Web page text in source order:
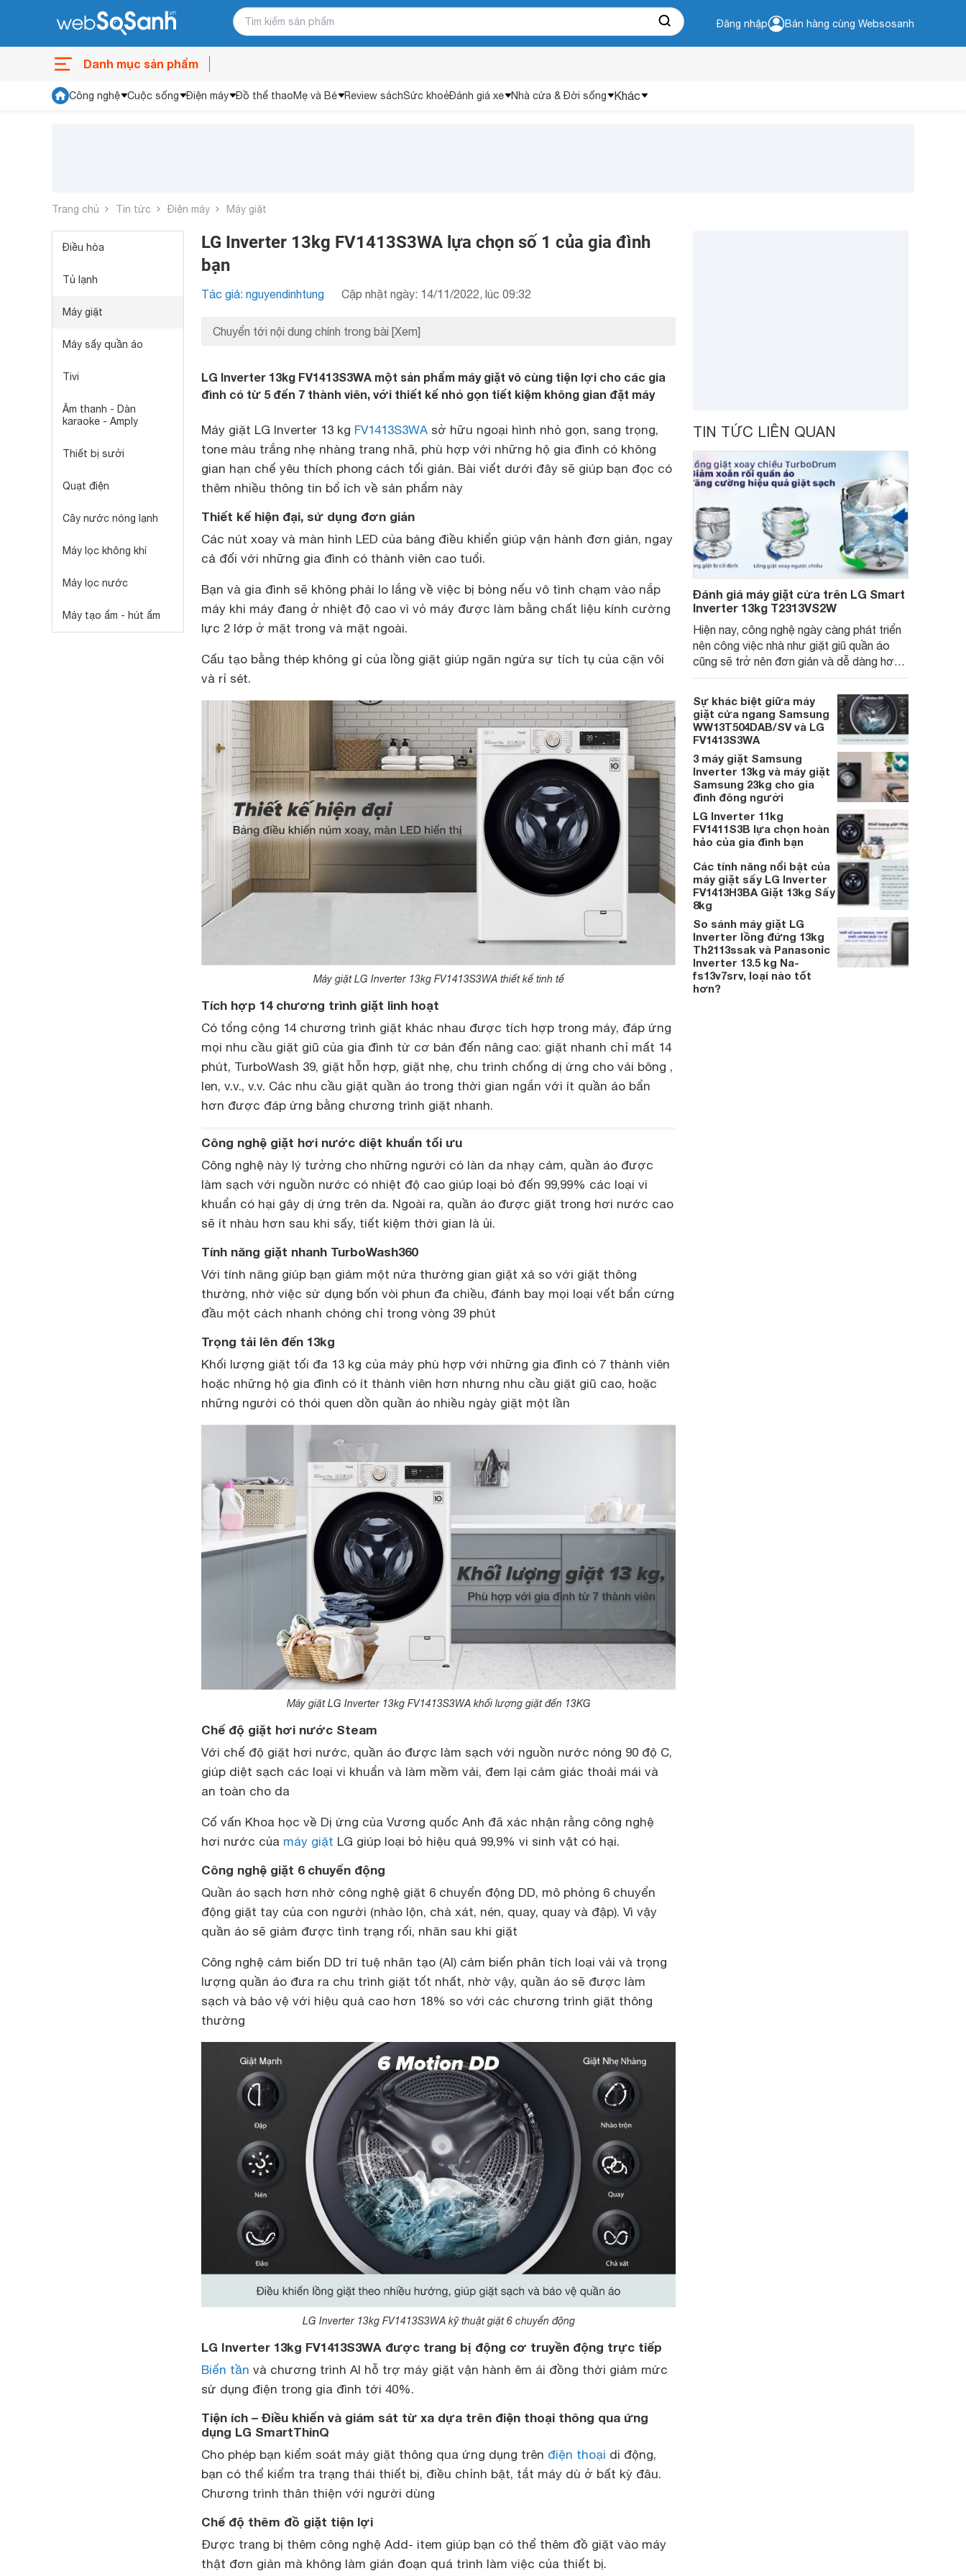
Đăng nhập Bán hàng cùng Websosanh
Danh mục sản phẩm
Công nghệ Cuộc sống Điện máy Đồ thể thaoMẹ và Bé Review sáchSức khoẻĐánh giá xe Nhà cửa & Đời sống Khác
Trang chủ Tin tức Điện máy Máy giặt
Điều hòa
Tủ lạnh
Máy giặt
Máy sấy quần áo
Tivi
Âm thanh - Dàn
karaoke - Amply
Thiết bị sưởi
Quạt điện
Cây nước nóng lạnh
Máy lọc không khí
Máy lọc nước
Máy tạo ẩm - hút ẩm
LG Inverter 13kg FV1413S3WA lựa chọn số 1 của gia đình
bạn
Tác giả: nguyendinhtung Cập nhật ngày: 14/11/2022, lúc 09:32
Chuyển tới nội dung chính trong bài [Xem]
LG Inverter 13kg FV1413S3WA một sản phẩm máy giặt vô cùng tiện lợi cho các gia
đình có từ 5 đến 7 thành viên, với thiết kế nhỏ gọn tiết kiệm không gian đặt máy
Máy giặt LG Inverter 13 kg FV1413S3WA sở hữu ngoại hình nhỏ gọn, sang trọng,
tone màu trắng nhẹ nhàng trang nhã, phù hợp với những hộ gia đình có không
gian hạn chế yêu thích phong cách tối giản. Bài viết dưới đây sẽ giúp bạn đọc có
thêm nhiều thông tin bổ ích về sản phẩm này
Thiết kế hiện đại, sử dụng đơn giản
Các nút xoay và màn hình LED của bảng điều khiển giúp vận hành đơn giản, ngay
cả đối với những gia đình có thành viên cao tuổi.
Bạn và gia đình sẽ không phải lo lắng về việc bị bỏng nếu vô tình chạm vào nắp
máy khi máy đang ở nhiệt độ cao vì vỏ máy được làm bằng chất liệu kính cường
lực 2 lớp ở mặt trong và mặt ngoài.
Cấu tạo bằng thép không gỉ của lồng giặt giúp ngăn ngừa sự tích tụ của cặn vôi
và rỉ sét.
Máy giặt LG Inverter 13kg FV1413S3WA thiết kế tinh tế
Tích hợp 14 chương trình giặt linh hoạt
Có tổng cộng 14 chương trình giặt khác nhau được tích hợp trong máy, đáp ứng
mọi nhu cầu giặt giũ của gia đình từ cơ bản đến nâng cao: giặt nhanh chỉ mất 14
phút, TurboWash 39, giặt hỗn hợp, giặt nhẹ, chu trình chống dị ứng cho vải bông ,
len, v.v., v.v. Các nhu cầu giặt quần áo trong thời gian ngắn với ít quần áo bẩn
hơn được đáp ứng bằng chương trình giặt nhanh.
Công nghệ giặt hơi nước diệt khuẩn tối ưu
Công nghệ này lý tưởng cho những người có làn da nhạy cảm, quần áo được
làm sạch với nguồn nước có nhiệt độ cao giúp loại bỏ đến 99,99% các loại vi
khuẩn có hại gây dị ứng trên da. Ngoài ra, quần áo được giặt trong hơi nước cao
sẽ ít nhàu hơn sau khi sấy, tiết kiệm thời gian là ủi.
Tính năng giặt nhanh TurboWash360
Với tính năng giúp bạn giảm một nửa thường gian giặt xả so với giặt thông
thường, nhờ việc sử dụng bốn vòi phun đa chiều, đánh bay mọi loại vết bẩn cứng
đầu một cách nhanh chóng chỉ trong vòng 39 phút
Trọng tải lên đến 13kg
Khối lượng giặt tối đa 13 kg của máy phù hợp với những gia đình có 7 thành viên
hoặc những hộ gia đình có ít thành viên hơn nhưng nhu cầu giặt giũ cao, hoặc
những người có thói quen dồn quần áo nhiều ngày giặt một lần
Máy giặt LG Inverter 13kg FV1413S3WA khối lượng giặt đến 13KG
Chế độ giặt hơi nước Steam
Với chế độ giặt hơi nước, quần áo được làm sạch với nguồn nước nóng 90 độ C,
giúp diệt sạch các loại vi khuẩn và làm mềm vải, đem lại cảm giác thoải mái và
an toàn cho da
Cố vấn Khoa học về Dị ứng của Vương quốc Anh đã xác nhận rằng công nghệ
hơi nước của máy giặt LG giúp loại bỏ hiệu quả 99,9% vi sinh vật có hại.
Công nghệ giặt 6 chuyển động
Quần áo sạch hơn nhờ công nghệ giặt 6 chuyển động DD, mô phỏng 6 chuyển
động giặt tay của con người (nhào lộn, chà xát, nén, quay, quay và đập). Vì vậy
quần áo sẽ giảm được tình trạng rối, nhăn sau khi giặt
Công nghệ cảm biến DD trí tuệ nhân tạo (AI) cảm biến phân tích loại vải và trọng
lượng quần áo đưa ra chu trình giặt tốt nhất, nhờ vậy, quần áo sẽ được làm
sạch và bảo vệ với hiệu quả cao hơn 18% so với các chương trình giặt thông
thường
LG Inverter 13kg FV1413S3WA kỹ thuật giặt 6 chuyển động
LG Inverter 13kg FV1413S3WA được trang bị động cơ truyền động trực tiếp
Biến tần và chương trình AI hỗ trợ máy giặt vận hành êm ái đồng thời giảm mức
sử dụng điện trong gia đình tới 40%.
Tiện ích – Điều khiển và giám sát từ xa dựa trên điện thoại thông qua ứng
dụng LG SmartThinQ
Cho phép bạn kiểm soát máy giặt thông qua ứng dụng trên điện thoại di động,
bạn có thể kiểm tra trạng thái thiết bị, điều chỉnh bật, tắt máy dù ở bất kỳ đâu.
Chương trình thân thiện với người dùng
Chế độ thêm đồ giặt tiện lợi
Được trang bị thêm công nghệ Add- item giúp bạn có thể thêm đồ giặt vào máy
thật đơn giản mà không làm gián đoạn quá trình làm việc của thiết bị.
TIN TỨC LIÊN QUAN
Đánh giá máy giặt cửa trên LG Smart
Inverter 13kg T2313VS2W
Hiện nay, công nghệ ngày càng phát triển
nên công việc nhà như giặt giũ quần áo
cũng sẽ trở nên đơn giản và dễ dàng hơn
rất nhiều. Nổi bật trong số đó là máy giặt
lồng đứng LG Smart Inverter 13kg
T2313VS2W.
Sự khác biệt giữa máy
giặt cửa ngang Samsung
WW13T504DAB/SV và LG
FV1413S3WA
3 máy giặt Samsung
Inverter 13kg và máy giặt
Samsung 23kg cho gia
đình đông người
LG Inverter 11kg
FV1411S3B lựa chọn hoàn
hảo của gia đình bạn
Các tính năng nổi bật của
máy giặt sấy LG Inverter
FV1413H3BA Giặt 13kg Sấy
8kg
So sánh máy giặt LG
Inverter lồng đứng 13kg
Th2113ssak và Panasonic
Inverter 13.5 kg Na-
fs13v7srv, loại nào tốt
hơn?